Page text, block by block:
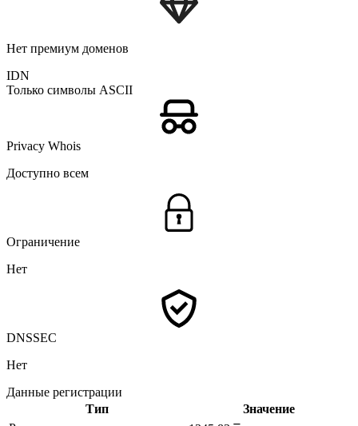
Нет премиум доменов
IDN
Только символы ASCII
Privacy Whois
Доступно всем
Ограничение
Нет
DNSSEC
Нет
Данные регистрации
Тип
Значение